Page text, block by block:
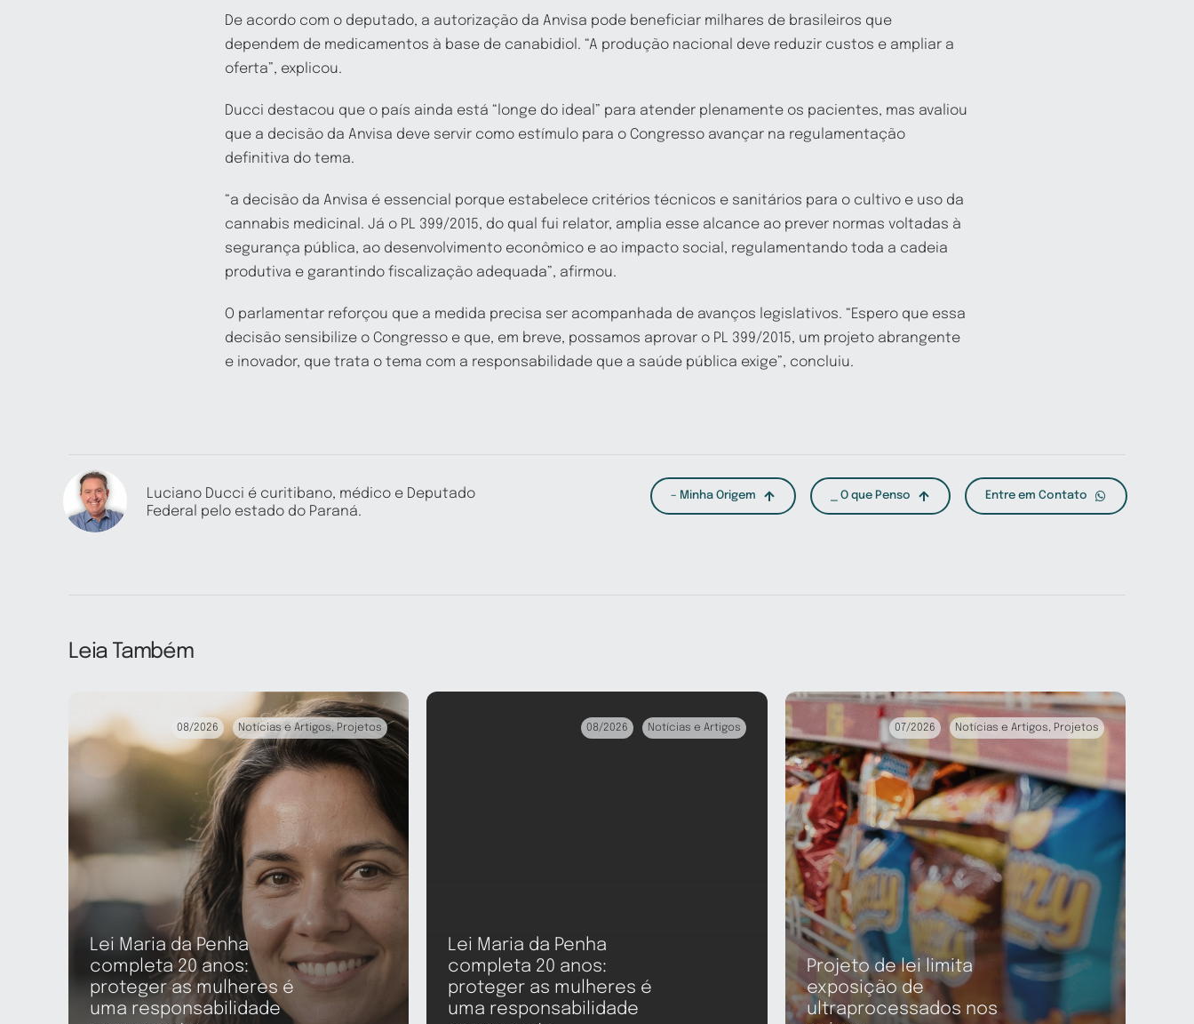
De acordo com o deputado, a autorização da Anvisa pode beneficiar milhares de brasileiros que
dependem de medicamentos à base de canabidiol. “A produção nacional deve reduzir custos e ampliar a
oferta”, explicou.
Ducci destacou que o país ainda está “longe do ideal” para atender plenamente os pacientes, mas avaliou
que a decisão da Anvisa deve servir como estímulo para o Congresso avançar na regulamentação
definitiva do tema.
“a decisão da Anvisa é essencial porque estabelece critérios técnicos e sanitários para o cultivo e uso da
cannabis medicinal. Já o PL 399/2015, do qual fui relator, amplia esse alcance ao prever normas voltadas à
segurança pública, ao desenvolvimento econômico e ao impacto social, regulamentando toda a cadeia
produtiva e garantindo fiscalização adequada”, afirmou.
O parlamentar reforçou que a medida precisa ser acompanhada de avanços legislativos. “Espero que essa
decisão sensibilize o Congresso e que, em breve, possamos aprovar o PL 399/2015, um projeto abrangente
e inovador, que trata o tema com a responsabilidade que a saúde pública exige”, concluiu.
Luciano Ducci é curitibano, médico e Deputado
Federal pelo estado do Paraná.
– Minha Origem ⎯ O que Penso Entre em Contato
Leia Também
08/2026 Notícias e Artigos, Projetos
Lei Maria da Penha
completa 20 anos:
proteger as mulheres é
uma responsabilidade
08/2026 Notícias e Artigos
Lei Maria da Penha
completa 20 anos:
proteger as mulheres é
uma responsabilidade
07/2026 Notícias e Artigos, Projetos
Projeto de lei limita
exposição de
ultraprocessados nos